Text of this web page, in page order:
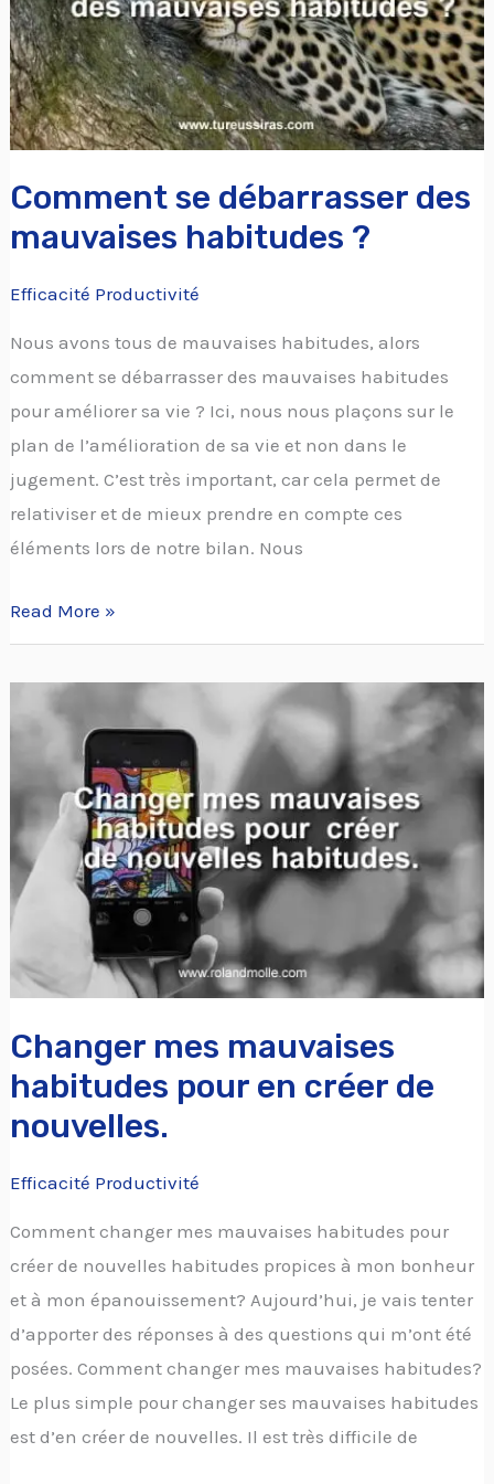
Comment se débarrasser des
mauvaises habitudes ?
Efficacité Productivité
Nous avons tous de mauvaises habitudes, alors
comment se débarrasser des mauvaises habitudes
pour améliorer sa vie ? Ici, nous nous plaçons sur le
plan de l’amélioration de sa vie et non dans le
jugement. C’est très important, car cela permet de
relativiser et de mieux prendre en compte ces
éléments lors de notre bilan. Nous
habitudes
?
Read More »
Changer mes mauvaises
habitudes pour en créer de
nouvelles.
Efficacité Productivité
Comment changer mes mauvaises habitudes pour
créer de nouvelles habitudes propices à mon bonheur
et à mon épanouissement? Aujourd’hui, je vais tenter
d’apporter des réponses à des questions qui m’ont été
posées. Comment changer mes mauvaises habitudes?
Le plus simple pour changer ses mauvaises habitudes
est d’en créer de nouvelles. Il est très difficile de
Changer
mes
mauvaises
habitudes
pour
en
créer
nouvelles.